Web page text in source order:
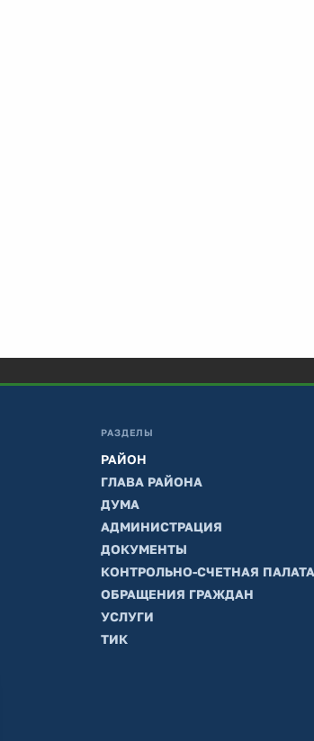
РАЗДЕЛЫ
РАЙОН
ГЛАВА РАЙОНА
ДУМА
АДМИНИСТРАЦИЯ
ДОКУМЕНТЫ
КОНТРОЛЬНО-СЧЕТНАЯ ПАЛАТА
ОБРАЩЕНИЯ ГРАЖДАН
УСЛУГИ
ТИК